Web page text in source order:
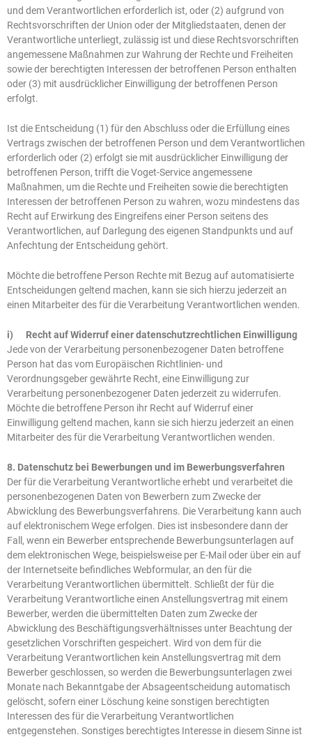
und dem Verantwortlichen erforderlich ist, oder (2) aufgrund von
Rechtsvorschriften der Union oder der Mitgliedstaaten, denen der
Verantwortliche unterliegt, zulässig ist und diese Rechtsvorschriften
angemessene Maßnahmen zur Wahrung der Rechte und Freiheiten
sowie der berechtigten Interessen der betroffenen Person enthalten
oder (3) mit ausdrücklicher Einwilligung der betroffenen Person
erfolgt.
Ist die Entscheidung (1) für den Abschluss oder die Erfüllung eines
Vertrags zwischen der betroffenen Person und dem Verantwortlichen
erforderlich oder (2) erfolgt sie mit ausdrücklicher Einwilligung der
betroffenen Person, trifft die Voget-Service angemessene
Maßnahmen, um die Rechte und Freiheiten sowie die berechtigten
Interessen der betroffenen Person zu wahren, wozu mindestens das
Recht auf Erwirkung des Eingreifens einer Person seitens des
Verantwortlichen, auf Darlegung des eigenen Standpunkts und auf
Anfechtung der Entscheidung gehört.
Möchte die betroffene Person Rechte mit Bezug auf automatisierte
Entscheidungen geltend machen, kann sie sich hierzu jederzeit an
einen Mitarbeiter des für die Verarbeitung Verantwortlichen wenden.
i) Recht auf Widerruf einer datenschutzrechtlichen Einwilligung
Jede von der Verarbeitung personenbezogener Daten betroffene
Person hat das vom Europäischen Richtlinien- und
Verordnungsgeber gewährte Recht, eine Einwilligung zur
Verarbeitung personenbezogener Daten jederzeit zu widerrufen.
Möchte die betroffene Person ihr Recht auf Widerruf einer
Einwilligung geltend machen, kann sie sich hierzu jederzeit an einen
Mitarbeiter des für die Verarbeitung Verantwortlichen wenden.
8. Datenschutz bei Bewerbungen und im Bewerbungsverfahren
Der für die Verarbeitung Verantwortliche erhebt und verarbeitet die
personenbezogenen Daten von Bewerbern zum Zwecke der
Abwicklung des Bewerbungsverfahrens. Die Verarbeitung kann auch
auf elektronischem Wege erfolgen. Dies ist insbesondere dann der
Fall, wenn ein Bewerber entsprechende Bewerbungsunterlagen auf
dem elektronischen Wege, beispielsweise per E-Mail oder über ein auf
der Internetseite befindliches Webformular, an den für die
Verarbeitung Verantwortlichen übermittelt. Schließt der für die
Verarbeitung Verantwortliche einen Anstellungsvertrag mit einem
Bewerber, werden die übermittelten Daten zum Zwecke der
Abwicklung des Beschäftigungsverhältnisses unter Beachtung der
gesetzlichen Vorschriften gespeichert. Wird von dem für die
Verarbeitung Verantwortlichen kein Anstellungsvertrag mit dem
Bewerber geschlossen, so werden die Bewerbungsunterlagen zwei
Monate nach Bekanntgabe der Absageentscheidung automatisch
gelöscht, sofern einer Löschung keine sonstigen berechtigten
Interessen des für die Verarbeitung Verantwortlichen
entgegenstehen. Sonstiges berechtigtes Interesse in diesem Sinne ist